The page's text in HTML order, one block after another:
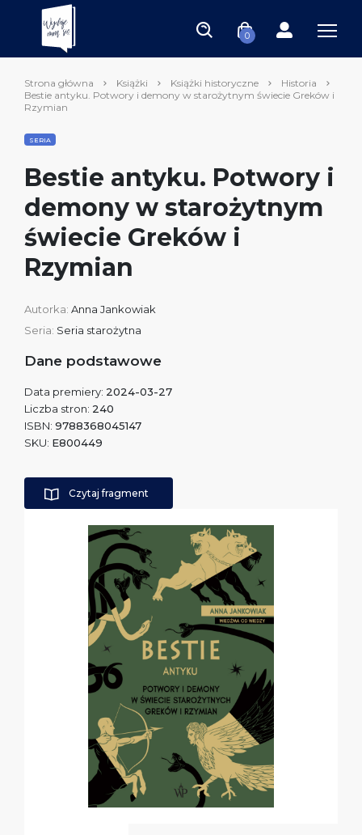
0
Strona główna Książki Książki historyczne
Historia
Bestie antyku. Potwory i demony w starożytnym świecie Greków i
Rzymian
SERIA
Bestie antyku. Potwory i
demony w starożytnym
świecie Greków i
Rzymian
Autorka: Anna Jankowiak
Seria: Seria starożytna
Dane podstawowe
Data premiery: 2024-03-27
Liczba stron: 240
ISBN: 9788368045147
SKU: E800449
Czytaj fragment